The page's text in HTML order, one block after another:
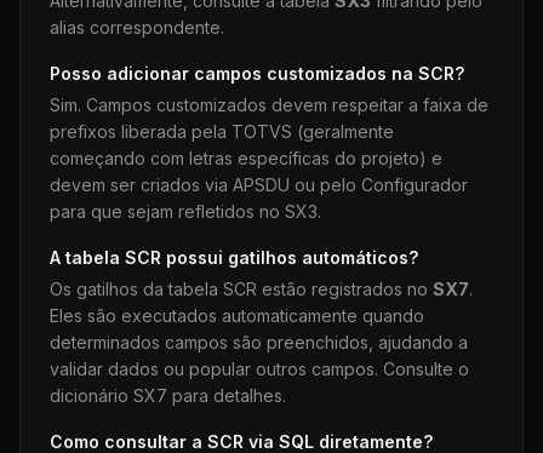
alias correspondente.
Posso adicionar campos customizados na SCR?
Sim. Campos customizados devem respeitar a faixa de
prefixos liberada pela TOTVS (geralmente
começando com letras específicas do projeto) e
devem ser criados via APSDU ou pelo Configurador
para que sejam refletidos no SX3.
A tabela SCR possui gatilhos automáticos?
Os gatilhos da tabela SCR estão registrados no SX7.
Eles são executados automaticamente quando
determinados campos são preenchidos, ajudando a
validar dados ou popular outros campos. Consulte o
dicionário SX7 para detalhes.
Como consultar a SCR via SQL diretamente?